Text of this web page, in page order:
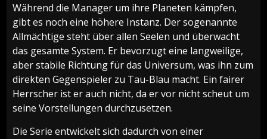
Während die Manager um ihre Planeten kämpfen,
gibt es noch eine höhere Instanz. Der sogenannte
Allmächtige steht über allen Seelen und überwacht
das gesamte System. Er bevorzugt eine langweilige,
aber stabile Richtung für das Universum, was ihn zum
direkten Gegenspieler zu Tau-Blau macht. Ein fairer
Herrscher ist er auch nicht, da er vor nicht scheut um
seine Vorstellungen durchzusetzen.
Die Serie entwickelt sich dadurch von einer